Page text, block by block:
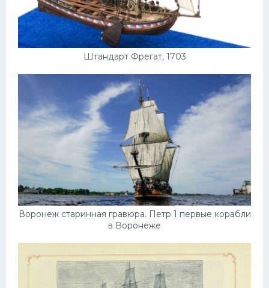
Штандарт Фрегат, 1703
Воронеж старинная гравюра. Петр 1 первые корабли
в Воронеже